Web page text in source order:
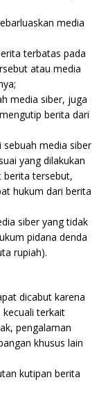
media
terbatas pada
atau media
media siber, juga
berita dari
media siber
yang dilakukan
berita tersebut,
hukum dari berita
siber yang tidak
pidana denda
rupiah).
dicabut karena
kecuali terkait
pengalaman
khusus lain
kutipan berita